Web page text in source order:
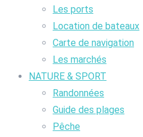
Les ports
Location de bateaux
Carte de navigation
Les marchés
NATURE & SPORT
Randonnées
Guide des plages
Pêche